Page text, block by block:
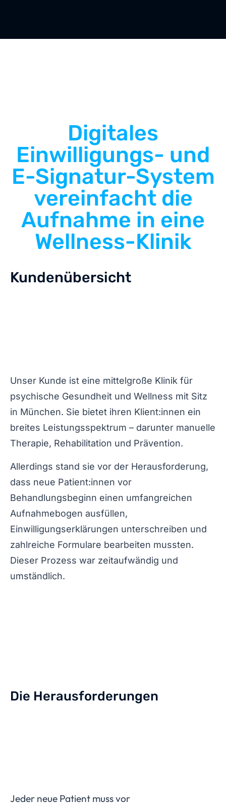
Digitales
Einwilligungs- und
E-Signatur-System
vereinfacht die
Aufnahme in eine
Wellness-Klinik
Kundenübersicht
Unser Kunde ist eine mittelgroße Klinik für
psychische Gesundheit und Wellness mit Sitz
in München. Sie bietet ihren Klient:innen ein
breites Leistungsspektrum – darunter manuelle
Therapie, Rehabilitation und Prävention.
Allerdings stand sie vor der Herausforderung,
dass neue Patient:innen vor
Behandlungsbeginn einen umfangreichen
Aufnahmebogen ausfüllen,
Einwilligungserklärungen unterschreiben und
zahlreiche Formulare bearbeiten mussten.
Dieser Prozess war zeitaufwändig und
umständlich.
Die Herausforderungen
Jeder neue Patient muss vor